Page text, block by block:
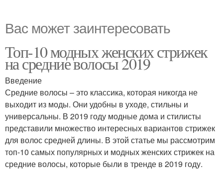
Вас может заинтересовать
Топ-10 модных женских стрижек
на средние волосы 2019
Введение
Средние волосы – это классика, которая никогда не
выходит из моды. Они удобны в уходе, стильны и
универсальны. В 2019 году модные дома и стилисты
представили множество интересных вариантов стрижек
для волос средней длины. В этой статье мы рассмотрим
топ-10 самых популярных и модных женских стрижек на
средние волосы, которые были в тренде в 2019 году.